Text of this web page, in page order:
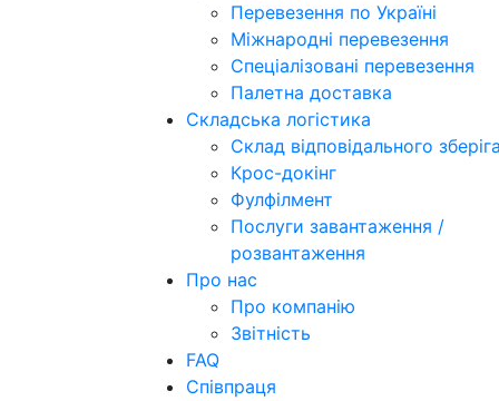
Перевезення по Україні
Міжнародні перевезення
Спеціалізовані перевезення
Палетна доставка
Складська логістика
Склад відповідального
Крос-докінг
Фулфілмент
Послуги завантаження /
розвантаження
Про нас
Про компанію
Звітність
FAQ
Співпраця